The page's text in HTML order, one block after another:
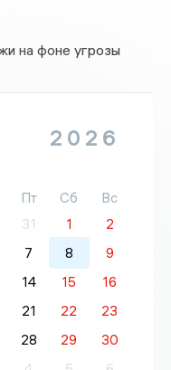
на фоне угрозы
2026
Пт Сб
Вс
31 1
2
7 8
9
14 15
16
21 22
23
28 29
30